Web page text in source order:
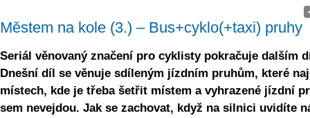
Městem na kole (3.) – Bus+cyklo(+taxi) pruhy
Seriál věnovaný značení pro cyklisty pokračuje dalším
Dnešní díl se věnuje sdíleným jízdním pruhům, které
místech, kde je třeba šetřit místem a vyhrazené jízdní
sem nevejdou. Jak se zachovat, když na silnici uvidíte